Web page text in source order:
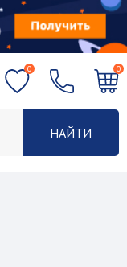
НАЙТИ
0 0